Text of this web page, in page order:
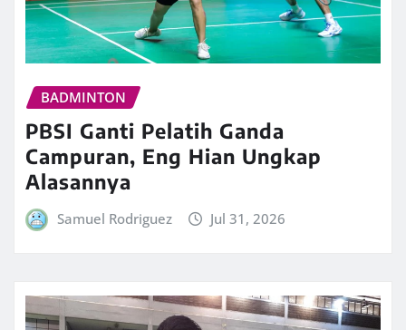
BADMINTON
PBSI Ganti Pelatih Ganda
Campuran, Eng Hian Ungkap
Alasannya
Samuel Rodriguez Jul 31, 2026